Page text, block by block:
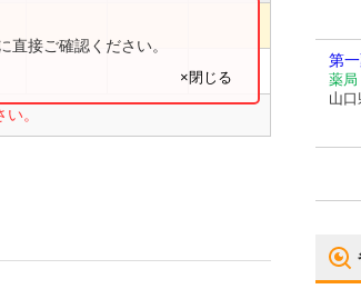
。
接ご確認ください。
×閉じる
第
薬局
山